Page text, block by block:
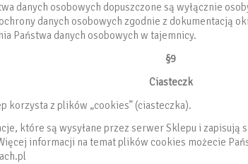
danych osobowych dopuszczone są wyłącznie
danych osobowych zgodnie z dokumentacją
Państwa danych osobowych w tajemnicy.
§9
Ciasteczk
korzysta z plików „cookies” (ciasteczka).
które są wysyłane przez serwer Sklepu i zapisują
informacji na temat plików cookies możecie